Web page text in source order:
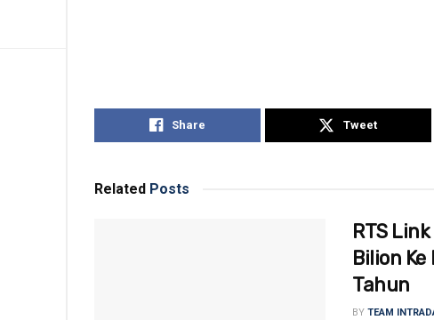
Share Tweet
Related Posts
RTS
Bilion
Tahun
BY TEAM